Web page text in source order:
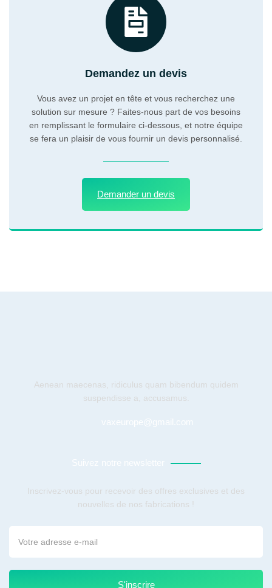
Demandez un devis
Vous avez un projet en tête et vous recherchez une
solution sur mesure ? Faites-nous part de vos besoins
en remplissant le formulaire ci-dessous, et notre équipe
se fera un plaisir de vous fournir un devis personnalisé.
Demander un devis
Aenean maecenas, ridiculus quam bibendum quidem
suspendisse a, accusamus.
vaxeurope@gmail.com
Suivez notre newsletter
Inscrivez-vous pour recevoir des offres exclusives et des
nouvelles de nos fabrications !
S'inscrire